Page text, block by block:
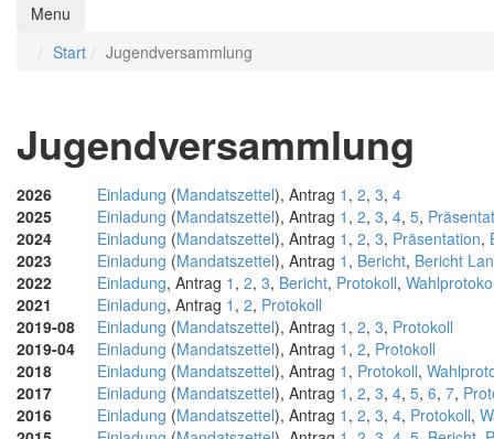
Menu
Start
Jugendversammlung
Jugendversammlung
2026 Einladung (Mandatszettel), Antrag 1 , 2, 3, 4
2025
Einladung (Mandatszettel), Antrag 1 , 2, 3, 4, 5,
2024
Einladung (Mandatszettel), Antrag 1 , 2, 3, Präsentation,
2023
Einladung (Mandatszettel), Antrag 1 , Bericht, Bericht
2022
Einladung, Antrag 1 , 2, 3, Bericht, Protokoll,
2021
Einladung, Antrag 1 , 2, Protokoll
2019-08 Einladung (Mandatszettel), Antrag 1 , 2, 3, Protokoll
2019-04
Einladung (Mandatszettel), Antrag 1 , 2, Protokoll
2018
Einladung (Mandatszettel), Antrag 1 , Protokoll,
2017
Einladung (Mandatszettel), Antrag 1 , 2, 3, 4, 5, 6, 7,
2016
Einladung (Mandatszettel), Antrag 1 , 2, 3, 4, Protokoll,